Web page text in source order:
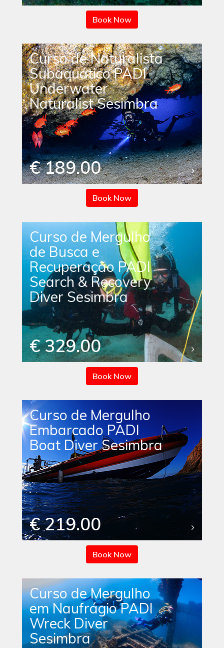
Book Now
Curso de Naturalista
Subaquático PADI
Underwater
Naturalist Sesimbra
€ 189.00
Book Now
Curso de Mergulho
de Busca e
Recuperação PADI
Search & Recovery
Diver Sesimbra
€ 329.00
Book Now
Curso de Mergulho
Embarcado PADI
Boat Diver Sesimbra
€ 219.00
Book Now
Curso de Mergulho
em Naufrágio PADI
Wreck Diver
Sesimbra